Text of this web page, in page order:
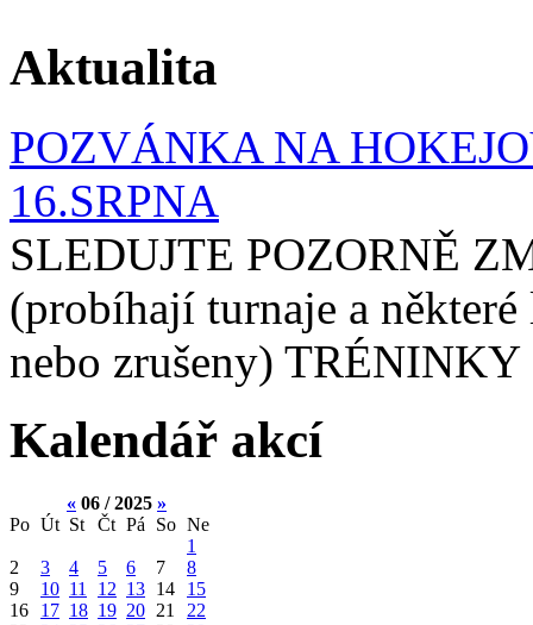
Aktualita
POZVÁNKA NA
16.SRPNA
SLEDUJTE POZORNĚ
(probíhají turnaje a
nebo zrušeny)
Kalendář akcí
« 06 / 2025 »
Po Út St Čt Pá So Ne
1
2
3 4 5 6 7
8
9
10 11 12 13 14
15
16
17 18 19 20 21
22